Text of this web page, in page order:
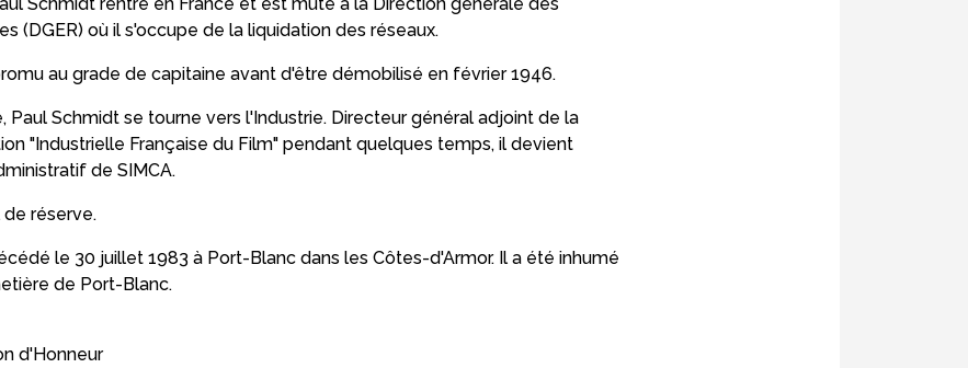
(DGER) où il s'occupe de la liquidation des réseaux.
au grade de capitaine avant d'être démobilisé en février 1946.
Paul Schmidt se tourne vers l'Industrie. Directeur général adjoint de la
"Industrielle Française du Film" pendant quelques temps, il devient
de SIMCA.
réserve.
le 30 juillet 1983 à Port-Blanc dans les Côtes-d'Armor. Il a été inhumé
de Port-Blanc.
d'Honneur